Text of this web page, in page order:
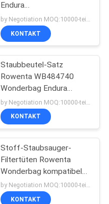
Endura
WB484720/Vertrag
WB3051
KONTAKT
Staubbeutel-Satz
Rowenta WB484740
Wonderbag Endura
Microfiber llergy
Sorgfalt-
Staubsaugerbeutel
KONTAKT
Stoff-Staubsauger-
Filtertüten Rowenta
Wonderbag kompatibel
mit WB406120
WB305120
by Negotiation MOQ:10000-teilig/Stücke
KONTAKT